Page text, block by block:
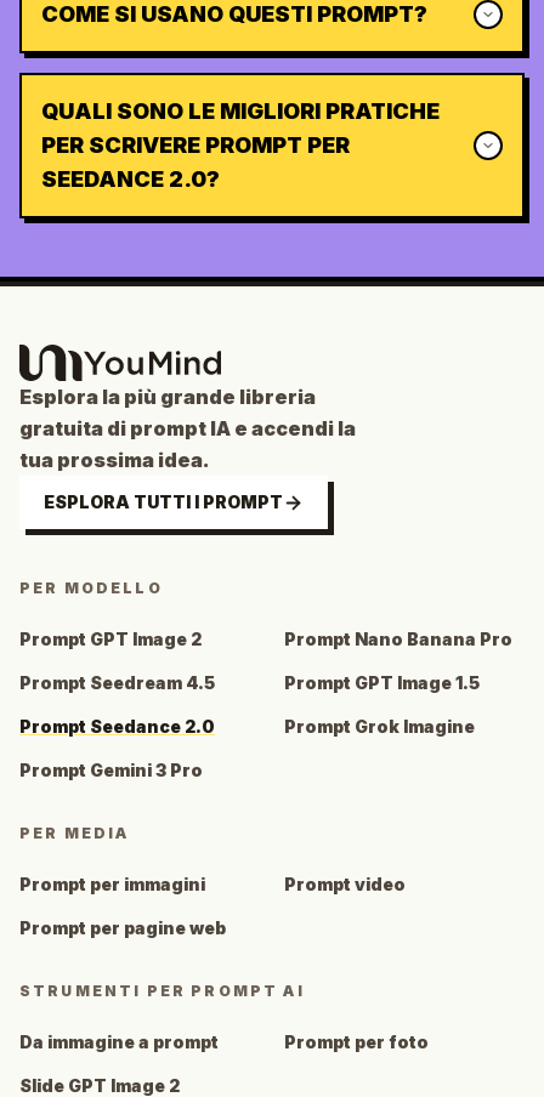
COME SI USANO QUESTI PROMPT?
QUALI SONO LE MIGLIORI PRATICHE
PER SCRIVERE PROMPT PER
SEEDANCE 2.0?
Esplora la più grande libreria
gratuita di prompt IA e accendi la
tua prossima idea.
ESPLORA TUTTI I PROMPT
PER MODELLO
Prompt GPT Image 2 Prompt Nano Banana Pro
Prompt Seedream 4.5 Prompt GPT Image 1.5
Prompt Seedance 2.0 Prompt Grok Imagine
Prompt Gemini 3 Pro
PER MEDIA
Prompt per immagini Prompt video
Prompt per pagine web
STRUMENTI PER PROMPT AI
Da immagine a prompt Prompt per foto
Slide GPT Image 2